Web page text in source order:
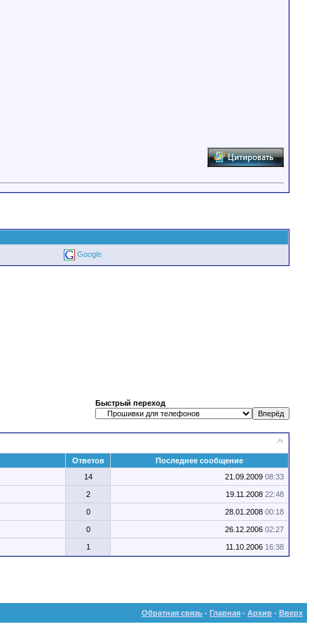
Google
Быстрый переход
Ответов
Последнее сообщение
14
21.09.2009 08:33
2 19.11.2008 22:48
0 28.01.2008 00:18
0 26.12.2006 02:27
1 11.10.2006 16:38
Обратная связь - Главная - Архив - Вверх